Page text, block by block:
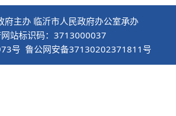
府主办 临沂市人民政府办公室承办
站标识码：3713000037
号 鲁公网安备37130202371811号